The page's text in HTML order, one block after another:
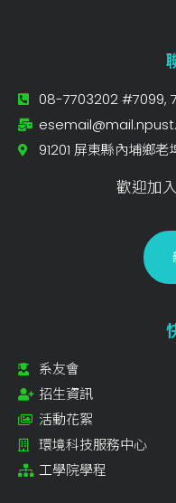
08-7703202 #7099,
91201 屏東縣內埔鄉老
歡迎加
系友會
招生資訊
活動花絮
環境科技服務中心
工學院學程